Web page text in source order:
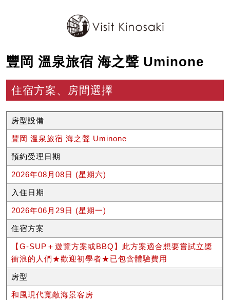
豐岡 溫泉旅宿 海之聲 Uminone
住宿方案、房間選擇
房型設備
豐岡 溫泉旅宿 海之聲 Uminone
預約受理日期
2026年08月08日 (星期六)
入住日期
2026年06月29日 (星期一)
住宿方案
【G-SUP＋遊覽方案或BBQ】此方案適合想要嘗試立槳
衝浪的人們★歡迎初學者★已包含體驗費用
房型
和風現代寬敞海景客房